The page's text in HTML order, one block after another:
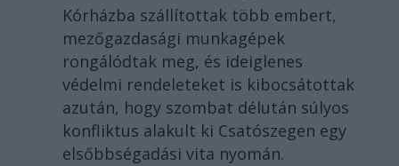
Kórházba szállítottak több embert,
mezőgazdasági munkagépek
rongálódtak meg, és ideiglenes
védelmi rendeleteket is kibocsátottak
azután, hogy szombat délután súlyos
konfliktus alakult ki Csatószegen egy
elsőbbségadási vita nyomán.